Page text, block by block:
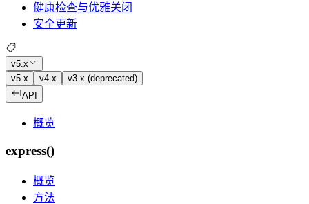
健康检查与优雅关闭
安全更新
v5.x
v5.x
v4.x
v3.x (deprecated)
API
概览
express()
概览
方法